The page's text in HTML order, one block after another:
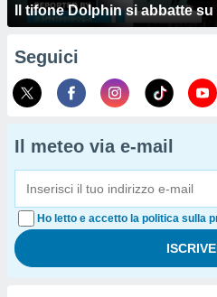
Il tifone Dolphin si abbatte
Seguici
Il meteo via e-mail
Ho letto e accetto la politica sulla